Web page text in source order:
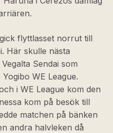
flyttlasset norrut till
Här skulle nästa
Sendai som
WE League.
i WE League kom den
kom på besök till
matchen på bänken
andra halvleken då